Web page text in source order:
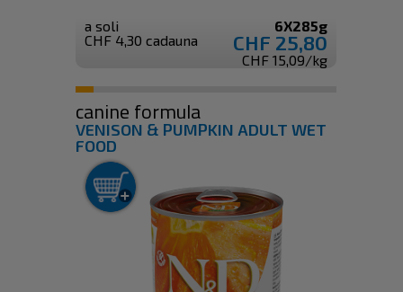
a soli
CHF 4,30 cadauna
6X285g
CHF 25,80
CHF 15,09/kg
canine formula
VENISON & PUMPKIN ADULT WET
FOOD